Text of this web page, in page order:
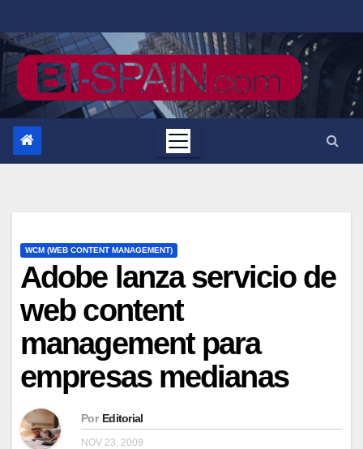
al
contenido
WCM (WEB CONTENT MANAGEMENT)
Adobe lanza servicio de
web content
management para
empresas medianas
Por Editorial
NOV 23, 2009